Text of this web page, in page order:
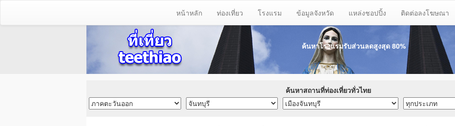
หน้าหลัก ท่องเที่ยว โรงแรม ข้อมูลจังหวัด แหล่งชอปปิ้ง ติดต่อลงโฆษณา
ค้นหาโรงแรมรับส่วนลดสูงสุด 80%
ค้นหาสถานที่ท่องเที่ยวทั่วไทย